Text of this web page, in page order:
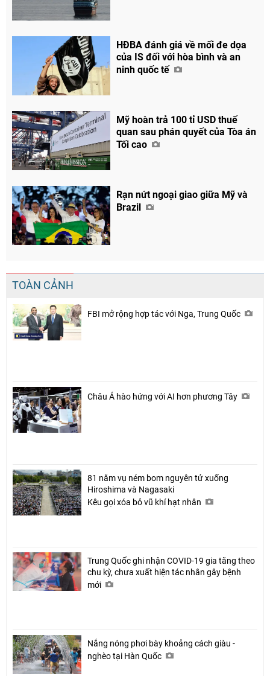
HĐBA đánh giá về mối đe dọa
của IS đối với hòa bình và an
ninh quốc tế
Mỹ hoàn trả 100 tỉ USD thuế
quan sau phán quyết của Tòa án
Tối cao
Rạn nứt ngoại giao giữa Mỹ và
Brazil
TOÀN CẢNH
FBI mở rộng hợp tác với Nga, Trung Quốc
Châu Á hào hứng với AI hơn phương Tây
81 năm vụ ném bom nguyên tử xuống
Hiroshima và Nagasaki
Kêu gọi xóa bỏ vũ khí hạt nhân
Trung Quốc ghi nhận COVID-19 gia tăng theo
chu kỳ, chưa xuất hiện tác nhân gây bệnh
mới
Nắng nóng phơi bày khoảng cách giàu -
nghèo tại Hàn Quốc